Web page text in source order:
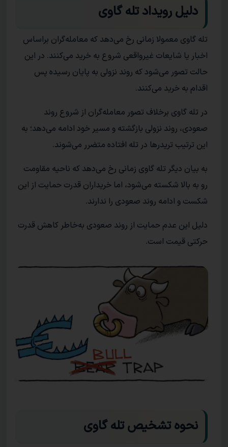
دلیل رویداد تله گاوی
تله گاوی معمولا زمانی رخ می‌دهد که معامله‌گران براساس
اخبار یا شایعات غیرواقعی شروع به خرید می‌کنند. در این
حالت تصور می‌شود که روند نزولی به پایان رسیده پس
اقدام به خرید می‌کنند.
در تله گاوی برخلاف تصور معامله‌گران از شروع روند
صعودی، روند نزولی بازگشته و مسیر خود ادامه می‌دهد؛ به
این ترتیب تریدرها در تله افتاده متضرر می‌شوند.
به بیان دیگر تله گاوی زمانی رخ می‌دهد که ناحیه مقاومت
رو به بالا شکسته می‌شود، اما خریداران قدرت حمایت از این
شکست و ادامه روند صعودی را ندارند.
دلیل این عدم حمایت از روند صعودی به‌خاطر کاهش قدرت
حرکتی قیمت است.
نحوه تشخیص تله گاوی